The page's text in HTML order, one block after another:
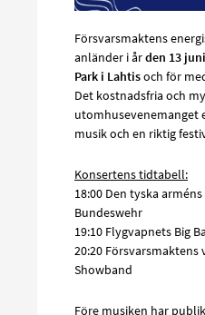
Försvarsmaktens
anländer i ården 13
Park i Lahtisoch för
Det kostnadsfria och
utomhusevenemanget
musik och en riktig
Konsertens tidtabell:
18:00 Den tyska
Bundeswehr
19:10 Flygvapnets Big
20:20
Showband
Före musiken har